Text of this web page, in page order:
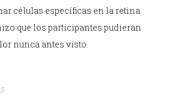
células específicas en la retina
que los participantes pudieran
nunca antes visto.